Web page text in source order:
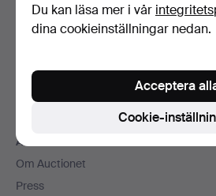
Kontakta support
Sociala medier
Auctionet
Om Auctionet
Press
Du kan läsa mer i vår
dina cookieinställningar nedan.
Cookie-
Acceptera